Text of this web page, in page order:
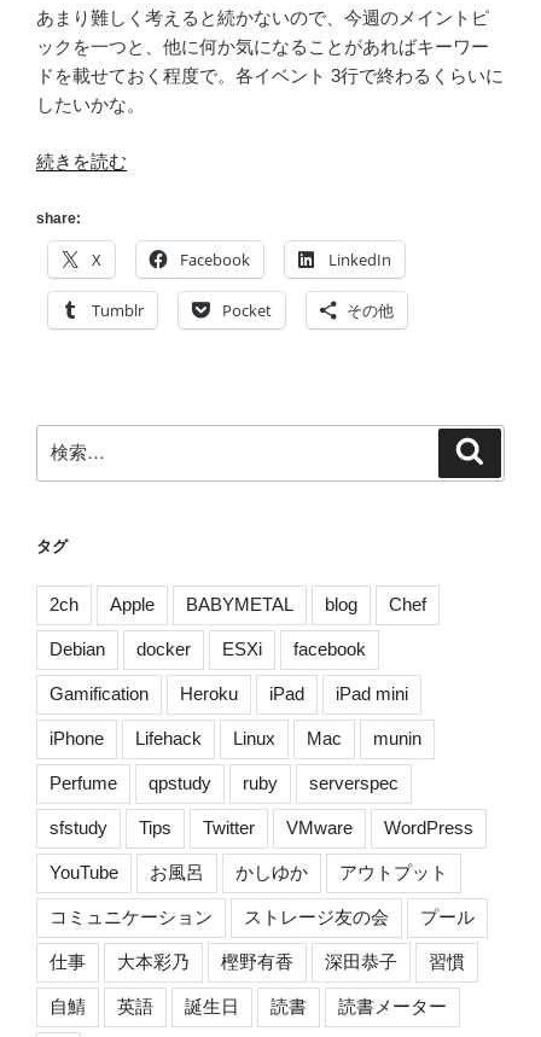
っ
て
き
た
め
理
由]”
の
あまり難しく考えると続かないので、今週のメイントピ
ックを一つと、他に何か気になることがあればキーワー
ドを載せておく程度で。各イベント 3行で終わるくらいに
したいかな。
“[今
は]
4/15(日)〜
4/21(土)
ま
[な
に
が
っ
か
な]”
の
続きを読む
share:
X Facebook LinkedIn
Tumblr Pocket その他
索:
タグ
2ch Apple BABYMETAL blog Chef
Debian docker ESXi facebook
Gamification Heroku iPad iPad mini
iPhone Lifehack Linux Mac munin
Perfume qpstudy ruby serverspec
sfstudy Tips Twitter VMware WordPress
YouTube お風呂 かしゆか アウトプット
コミュニケーション ストレージ友の会 プール
仕事 大本彩乃 樫野有香 深田恭子 習慣
自鯖 英語 誕生日 読書 読書メーター